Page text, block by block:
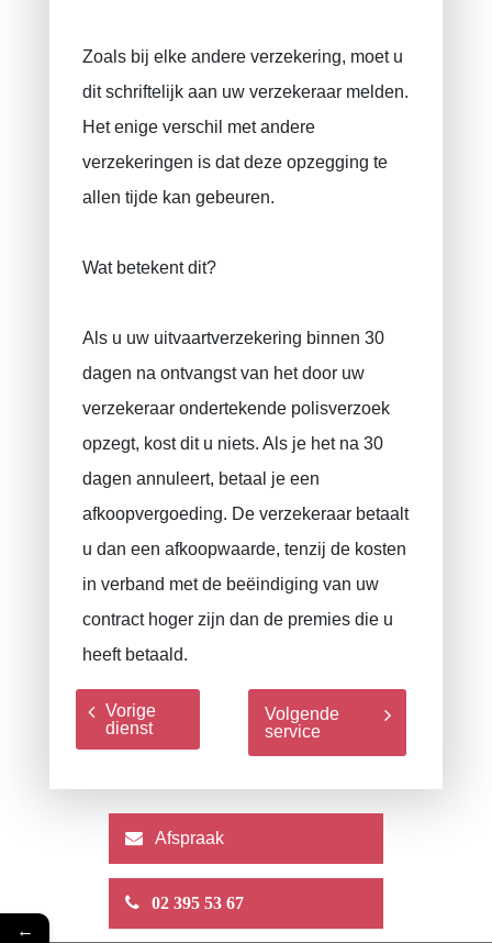
Zoals bij elke andere verzekering, moet u
dit schriftelijk aan uw verzekeraar melden.
Het enige verschil met andere
verzekeringen is dat deze opzegging te
allen tijde kan gebeuren.
Wat betekent dit?
Als u uw uitvaartverzekering binnen 30
dagen na ontvangst van het door uw
verzekeraar ondertekende polisverzoek
opzegt, kost dit u niets. Als je het na 30
dagen annuleert, betaal je een
afkoopvergoeding. De verzekeraar betaalt
u dan een afkoopwaarde, tenzij de kosten
in verband met de beëindiging van uw
contract hoger zijn dan de premies die u
heeft betaald.
Vorige
dienst
Volgende
service
Afspraak
02 395 53 67
←